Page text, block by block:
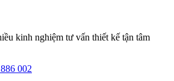
kinh nghiệm tư vấn thiết kế tận tâm
002